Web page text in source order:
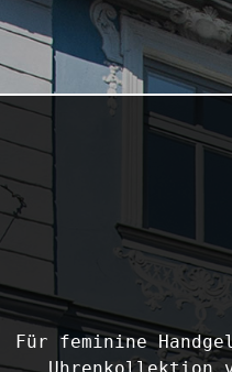
Für feminine